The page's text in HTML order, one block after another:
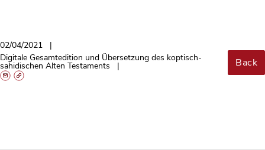
02/04/2021
Digitale Gesamtedition und Übersetzung des koptisch-
sahidischen Alten Testaments Back